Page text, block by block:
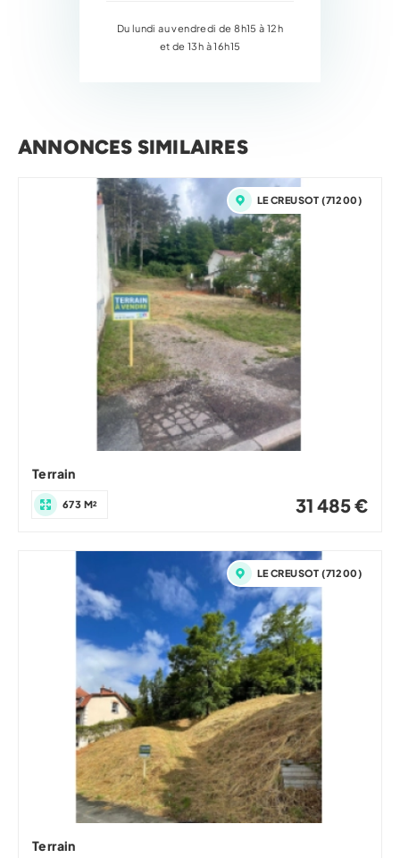
Du lundi au vendredi de 8h15 à 12h
et de 13h à 16h15
ANNONCES SIMILAIRES
LE CREUSOT (71200)
Terrain
673 M² 31 485 €
LE CREUSOT (71200)
Terrain